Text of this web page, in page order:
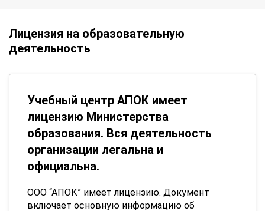
Лицензия на образовательную
деятельность
Учебный центр АПОК имеет
лицензию Министерства
образования. Вся деятельность
организации легальна и
официальна.
ООО “АПОК” имеет лицензию. Документ
включает основную информацию об